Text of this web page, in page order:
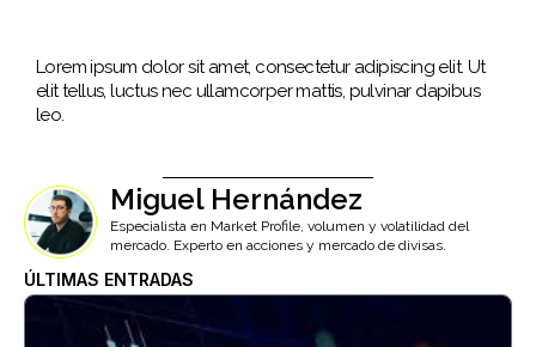
Lorem ipsum dolor sit amet, consectetur adipiscing elit. Ut
elit tellus, luctus nec ullamcorper mattis, pulvinar dapibus
leo.
Miguel Hernández
Especialista en Market Profile, volumen y volatilidad del
mercado. Experto en acciones y mercado de divisas.
ÚLTIMAS ENTRADAS